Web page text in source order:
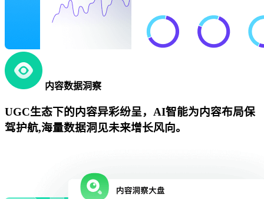
内容数据洞察
UGC生态下的内容异彩纷呈，AI智能为内容布局保
驾护航,海量数据洞见未来增长风向。